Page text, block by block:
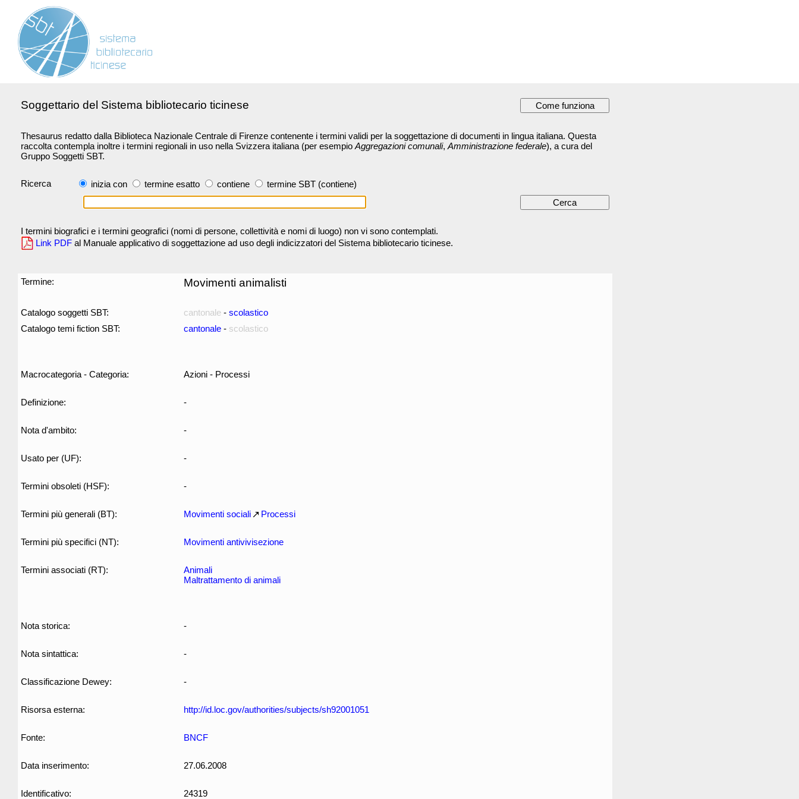
Soggettario del Sistema bibliotecario ticinese
Thesaurus redatto dalla Biblioteca Nazionale Centrale di Firenze contenente i termini validi per la soggettazione di documenti in lingua italiana. Questa
raccolta contempla inoltre i termini regionali in uso nella Svizzera italiana (per esempio Aggregazioni comunali, Amministrazione federale), a cura del
Gruppo Soggetti SBT.
Ricerca inizia con termine esatto contiene termine SBT (contiene)
I termini biografici e i termini geografici (nomi di persone, collettività e nomi di luogo) non vi sono contemplati.
Link PDF al Manuale applicativo di soggettazione ad uso degli indicizzatori del Sistema bibliotecario ticinese.
Termine: Movimenti animalisti
Catalogo soggetti SBT: cantonale - scolastico
Catalogo temi fiction SBT:
cantonale - scolastico
Macrocategoria - Categoria: Azioni - Processi
Definizione: -
Nota d'ambito: -
Usato per (UF): -
Termini obsoleti (HSF): -
Termini più generali (BT): Movimenti sociali Processi
Termini più specifici (NT): Movimenti antivivisezione
Termini associati (RT):
Animali
Maltrattamento di animali
Nota storica: -
Nota sintattica: -
Classificazione Dewey: -
Risorsa esterna: http://id.loc.gov/authorities/subjects/sh92001051
Fonte: BNCF
Data inserimento: 27.06.2008
Identificativo: 24319